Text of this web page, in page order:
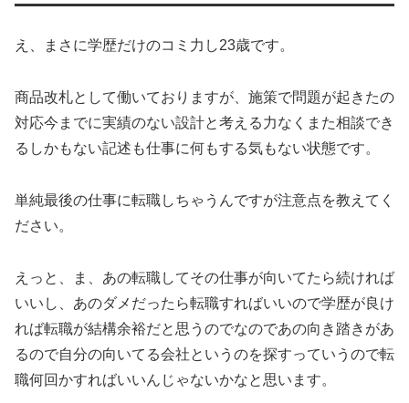
え、まさに学歴だけのコミ力し23歳です。
商品改札として働いておりますが、施策で問題が起きたの
対応今までに実績のない設計と考える力なくまた相談でき
るしかもない記述も仕事に何もする気もない状態です。
単純最後の仕事に転職しちゃうんですが注意点を教えてく
ださい。
えっと、ま、あの転職してその仕事が向いてたら続ければ
いいし、あのダメだったら転職すればいいので学歴が良け
れば転職が結構余裕だと思うのでなのであの向き踏きがあ
るので自分の向いてる会社というのを探すっていうので転
職何回かすればいいんじゃないかなと思います。